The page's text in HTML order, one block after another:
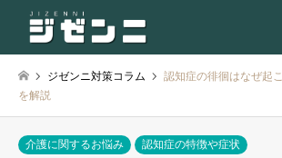
ジゼンニ対策コラム
認知症の徘徊はなぜ起
を解説
介護に関するお悩み
認知症の特徴や症状